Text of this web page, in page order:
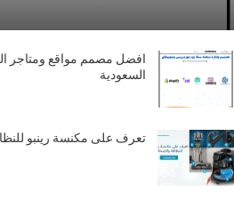
افضل مصمم مواقع ومتاجر
السعودية
تعرف على مكنسة رينبو